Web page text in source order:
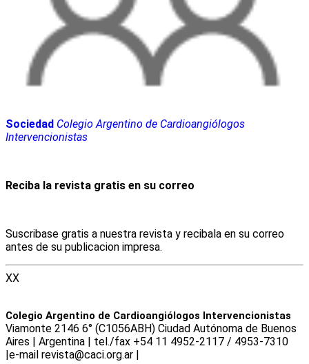
Sociedad Colegio Argentino de Cardioangiólogos
Intervencionistas
Reciba la revista gratis en su correo
Suscribase gratis a nuestra revista y recibala en su correo
antes de su publicacion impresa.
XX
Colegio Argentino de Cardioangiólogos Intervencionistas
Viamonte 2146 6° (C1056ABH) Ciudad Autónoma de Buenos
Aires | Argentina | tel./fax +54 11 4952-2117 / 4953-7310
|e-mail revista@caci.org.ar |